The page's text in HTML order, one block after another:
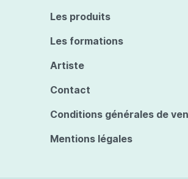
Les produits
Les formations
Artiste
Contact
Conditions générales de
Mentions légales